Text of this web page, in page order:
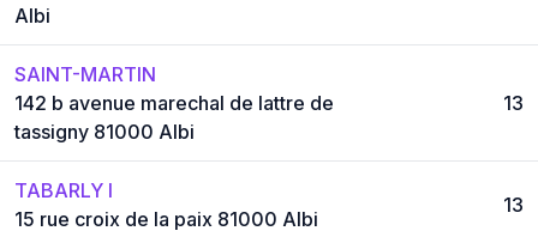
Albi
SAINT-MARTIN
142 b avenue marechal de lattre de
tassigny 81000 Albi
13
TABARLY I
15 rue croix de la paix 81000 Albi
13